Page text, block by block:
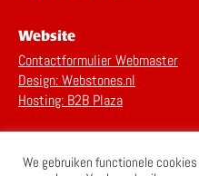
Website
Contactformulier Webmaster
Design: Webstones.nl
Hosting: B2B Plaza
Disclaimer
We gebruiken functionele